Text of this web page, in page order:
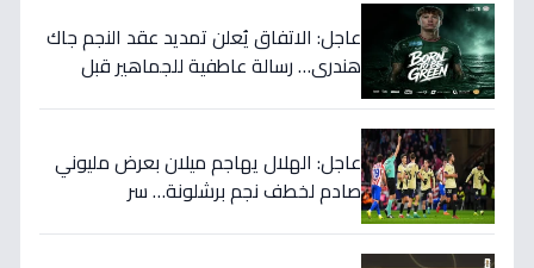
عاجل: الاتفاق يُعلن تمديد عقد النجم جاك
هندري… رسالة عاطفية للجماهير قبل
عاجل: الهلال يهاجم ميلان بعرض مليوني
صادم لخطف نجم برشلونة… سر